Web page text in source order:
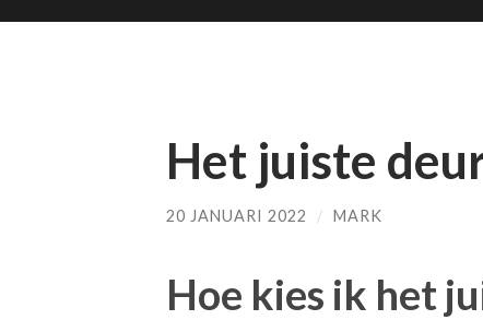
Het juiste
20 JANUARI 2022 / MARK
Hoe kies ik het